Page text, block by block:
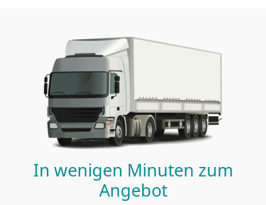
In wenigen Minuten zum
Angebot